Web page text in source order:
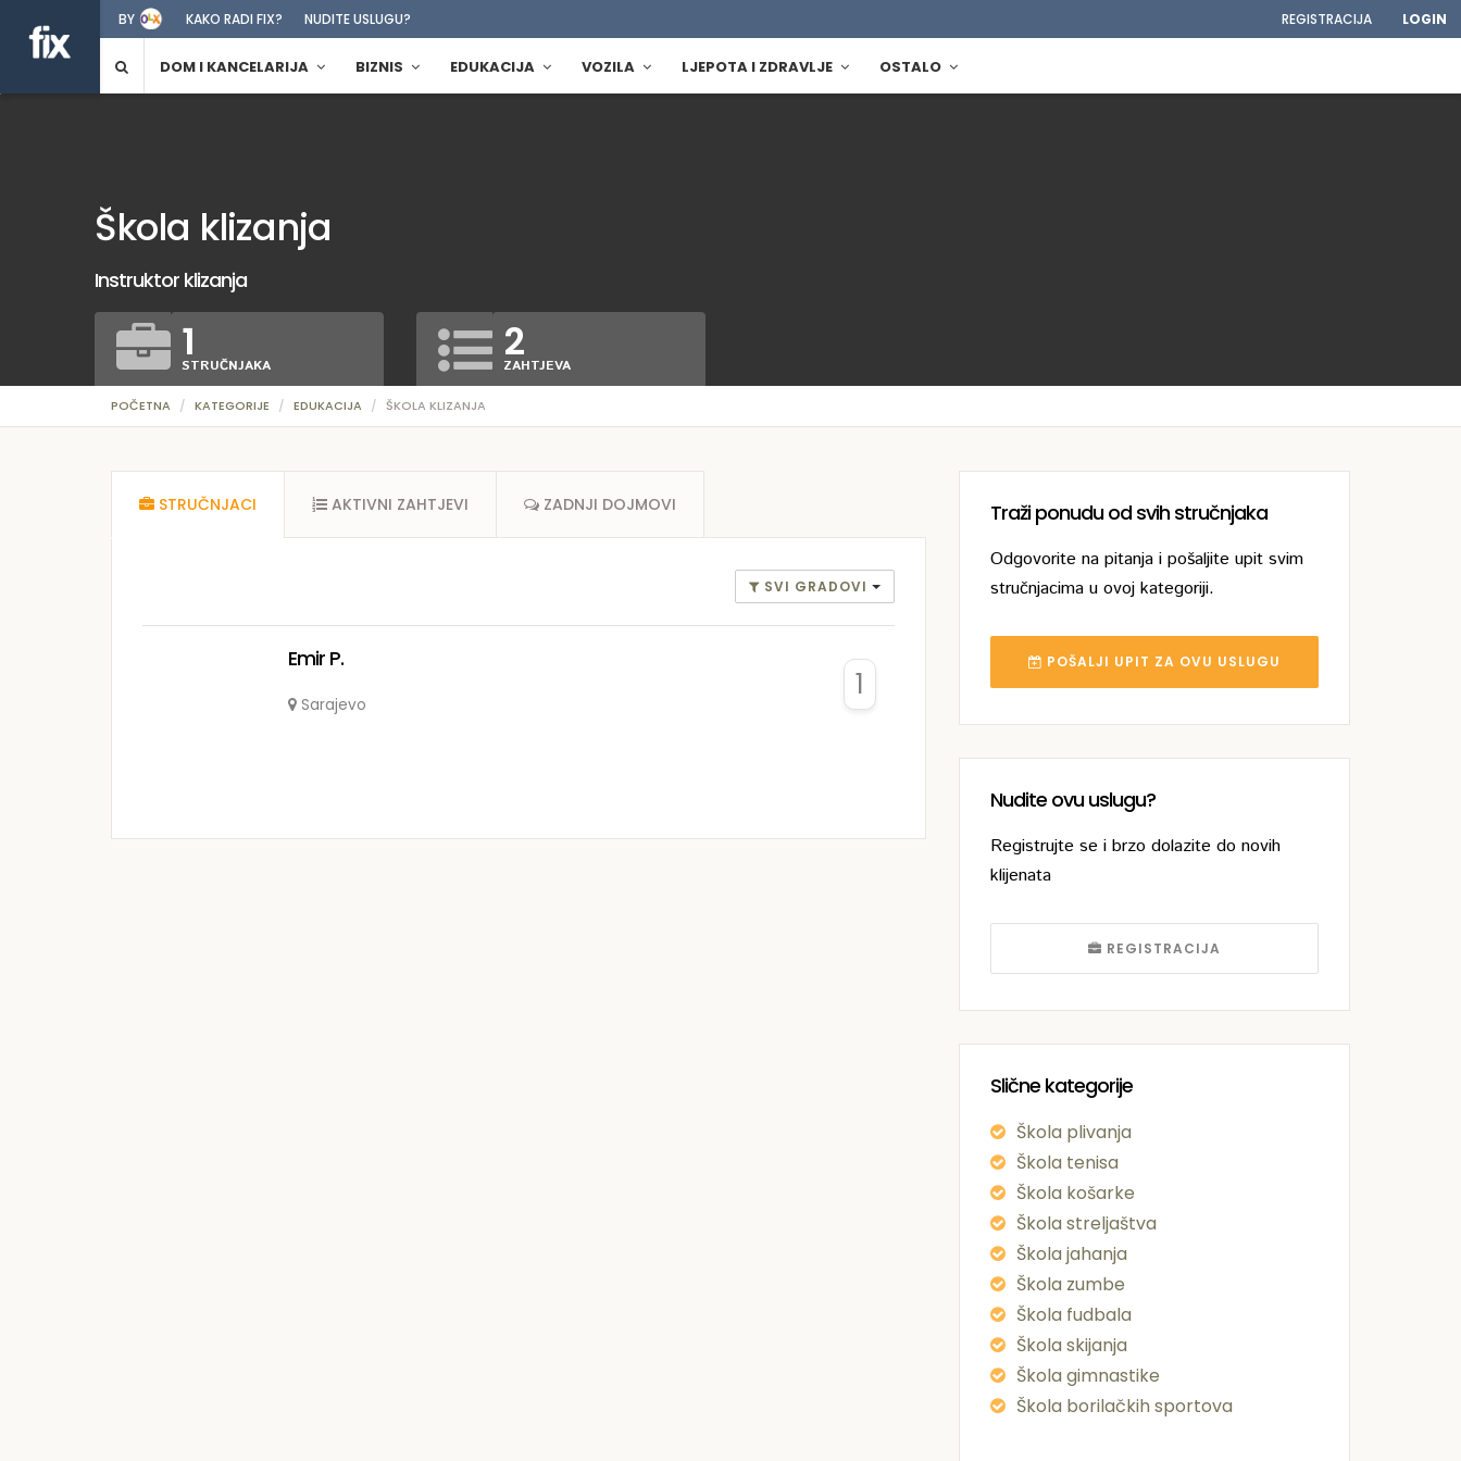
BY KAKO RADI FIX? NUDITE USLUGU? REGISTRACIJA LOGIN
DOM I KANCELARIJA BIZNIS EDUKACIJA VOZILA LJEPOTA I ZDRAVLJE OSTALO
POČETNA KATEGORIJE EDUKACIJA ŠKOLA KLIZANJA
Škola klizanja
Instruktor klizanja
1
STRUČNJAKA 2
ZAHTJEVA
Traži ponudu od svih stručnjaka
Odgovorite na pitanja i pošaljite upit svim
stručnjacima u ovoj kategoriji.
POŠALJI UPIT ZA OVU USLUGU
Nudite ovu uslugu?
Registrujte se i brzo dolazite do novih
klijenata
REGISTRACIJA
Slične kategorije
Škola plivanja
Škola tenisa
Škola košarke
Škola streljaštva
Škola jahanja
Škola zumbe
Škola fudbala
Škola skijanja
Škola gimnastike
Škola borilačkih sportova
STRUČNJACI AKTIVNI ZAHTJEVI ZADNJI DOJMOVI
SVI GRADOVI
Emir P.
Sarajevo
1